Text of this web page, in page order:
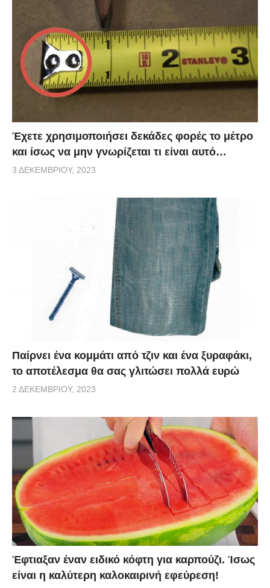
Έχετε χρησιμοποιήσει δεκάδες φορές το μέτρο
και ίσως να μην γνωρίζεται τι είναι αυτό…
3 ΔΕΚΕΜΒΡΊΟΥ, 2023
Παίρνει ένα κομμάτι από τζιν και ένα ξυραφάκι,
το αποτέλεσμα θα σας γλιτώσει πολλά ευρώ
2 ΔΕΚΕΜΒΡΊΟΥ, 2023
Έφτιαξαν έναν ειδικό κόφτη για καρπούζι. Ίσως
είναι η καλύτερη καλοκαιρινή εφεύρεση!